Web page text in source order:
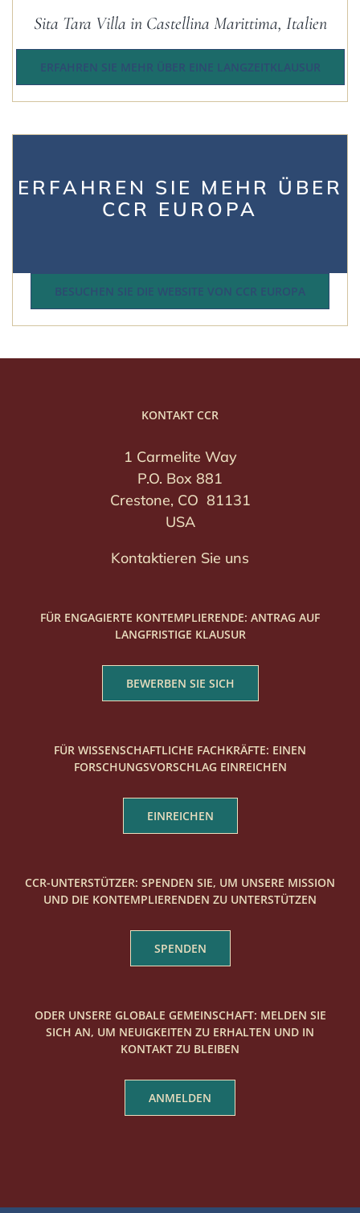
Sita Tara Villa in Castellina Marittima, Italien
ERFAHREN SIE MEHR ÜBER EINE LANGZEITKLAUSUR
ERFAHREN SIE MEHR ÜBER
CCR EUROPA
BESUCHEN SIE DIE WEBSITE VON CCR EUROPA
KONTAKT CCR
1 Carmelite Way
P.O. Box 881
Crestone, CO 81131
USA
Kontaktieren Sie uns
FÜR ENGAGIERTE KONTEMPLIERENDE: ANTRAG AUF
LANGFRISTIGE KLAUSUR
BEWERBEN SIE SICH
FÜR WISSENSCHAFTLICHE FACHKRÄFTE: EINEN
FORSCHUNGSVORSCHLAG EINREICHEN
EINREICHEN
CCR-UNTERSTÜTZER: SPENDEN SIE, UM UNSERE MISSION
UND DIE KONTEMPLIERENDEN ZU UNTERSTÜTZEN
SPENDEN
ODER UNSERE GLOBALE GEMEINSCHAFT: MELDEN SIE
SICH AN, UM NEUIGKEITEN ZU ERHALTEN UND IN
KONTAKT ZU BLEIBEN
ANMELDEN